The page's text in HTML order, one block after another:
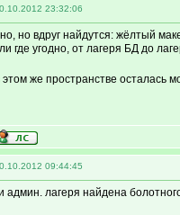
23:32:06
но вдруг найдутся: жёлтый
где угодно, от лагеря БД до
же пространстве осталась
09:44:45
админ. лагеря найдена